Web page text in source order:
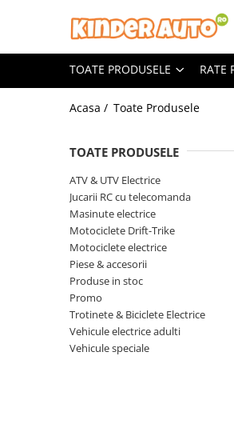
Toate Produsele
Produse in stoc
Masinute electrice
ATV & UTV Electrice
Vehicule speciale copii
Motociclete Drift-Trike
Masinute electrice Mercedes
Masinute electrice tip SUV
Piese & Accesorii
Jucarii RC cu telecomanda
TOATE PRODUSELE RATE
Acasa / Toate Produsele
TOATE PRODUSELE
ATV & UTV Electrice
Jucarii RC cu telecomanda
Masinute electrice
Motociclete Drift-Trike
Motociclete electrice
Piese & accesorii
Produse in stoc
Promo
Trotinete & Biciclete Electrice
Vehicule electrice adulti
Vehicule speciale